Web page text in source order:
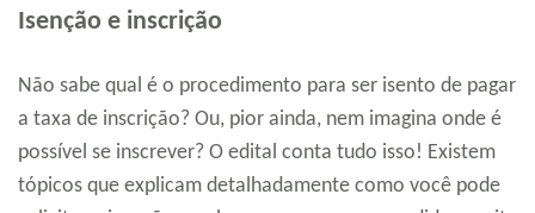
Isenção e inscrição
Não sabe qual é o procedimento para ser isento de pagar
a taxa de inscrição? Ou, pior ainda, nem imagina onde é
possível se inscrever? O edital conta tudo isso! Existem
tópicos que explicam detalhadamente como você pode